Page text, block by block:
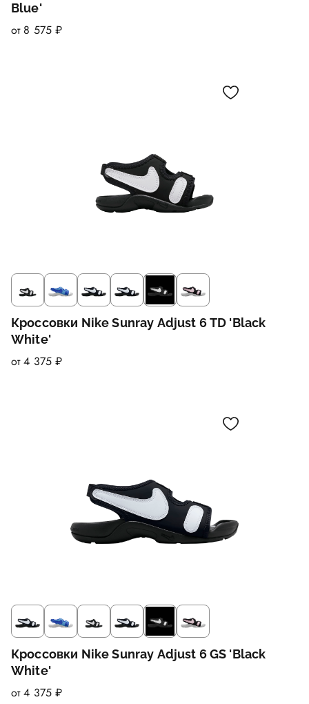
Blue'
от 8 575 ₽
Кроссовки Nike Sunray Adjust 6 TD 'Black
White'
от 4 375 ₽
Кроссовки Nike Sunray Adjust 6 GS 'Black
White'
от 4 375 ₽